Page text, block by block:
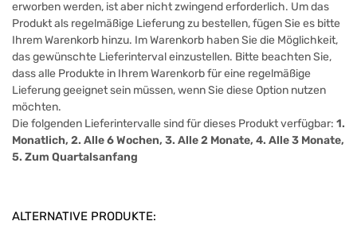
erworben werden, ist aber nicht zwingend erforderlich. Um das
Produkt als regelmäßige Lieferung zu bestellen, fügen Sie es bitte
Ihrem Warenkorb hinzu. Im Warenkorb haben Sie die Möglichkeit,
das gewünschte Lieferinterval einzustellen. Bitte beachten Sie,
dass alle Produkte in Ihrem Warenkorb für eine regelmäßige
Lieferung geeignet sein müssen, wenn Sie diese Option nutzen
möchten.
Die folgenden Lieferintervalle sind für dieses Produkt verfügbar: 1.
Monatlich, 2. Alle 6 Wochen, 3. Alle 2 Monate, 4. Alle 3 Monate,
5. Zum Quartalsanfang
ALTERNATIVE PRODUKTE: